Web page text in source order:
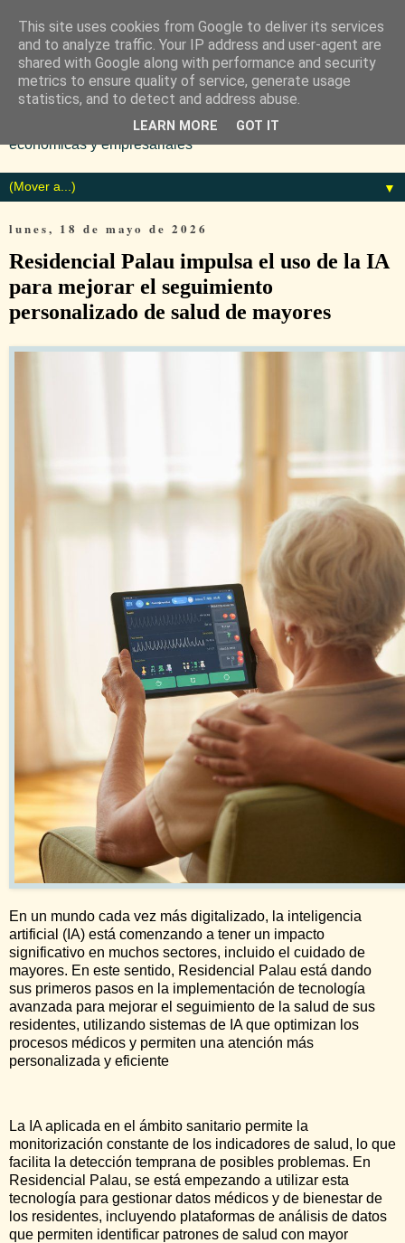
Diario especializado en noticias
económicas y empresariales
▼
lunes, 18 de mayo de 2026
Residencial Palau impulsa el uso de la IA
para mejorar el seguimiento
personalizado de salud de mayores
En un mundo cada vez más digitalizado, la inteligencia
artificial (IA) está comenzando a tener un impacto
significativo en muchos sectores, incluido el cuidado de
mayores. En este sentido, Residencial Palau está dando
sus primeros pasos en la implementación de tecnología
avanzada para mejorar el seguimiento de la salud de sus
residentes, utilizando sistemas de IA que optimizan los
procesos médicos y permiten una atención más
personalizada y eficiente
La IA aplicada en el ámbito sanitario permite la
monitorización constante de los indicadores de salud, lo que
facilita la detección temprana de posibles problemas. En
Residencial Palau, se está empezando a utilizar esta
tecnología para gestionar datos médicos y de bienestar de
los residentes, incluyendo plataformas de análisis de datos
que permiten identificar patrones de salud con mayor
This site uses cookies from Google to deliver its services
and to analyze traffic. Your IP address and user-agent are
shared with Google along with performance and security
metrics to ensure quality of service, generate usage
statistics, and to detect and address abuse.
LEARN MORE GOT IT